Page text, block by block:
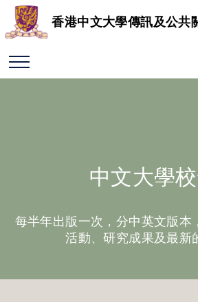
香港中文大學傳訊及公共
中文大學
每半年出版一次，分中英文版本
活動、研究成果及最新